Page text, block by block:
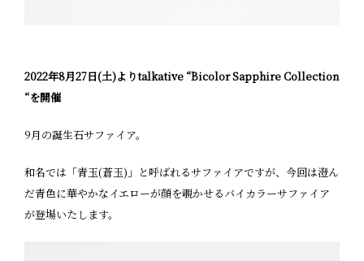
2022年8月27日(土)よりtalkative “Bicolor Sapphire Collection
“を開催
9月の誕生石サファイア。
和名では「青玉(蒼玉)」と呼ばれるサファイアですが、今回は澄ん
だ青色に華やかなイエローが顔を覗かせるバイカラーサファイア
が登場いたします。